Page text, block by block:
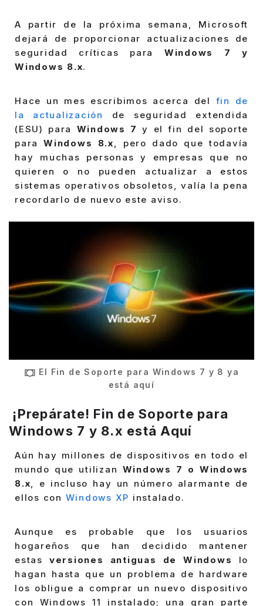
A partir de la próxima semana, Microsoft
dejará de proporcionar actualizaciones de
seguridad críticas para Windows 7 y
Windows 8.x.
Hace un mes escribimos acerca del fin de
la actualización
de seguridad extendida
(ESU) para Windows 7 y el fin del soporte
paraWindows 8.x, pero dado que todavía
hay muchas personas y empresas que no
quieren o no pueden actualizar a estos
sistemas operativos obsoletos, valía la pena
recordarlo de nuevo este aviso.
El Fin de Soporte para Windows 7 y 8 ya
está aquí
¡Prepárate! Fin de Soporte para
Windows 7 y 8.x está Aquí
Aún hay millones de dispositivos en todo el
mundo que utilizan Windows 7 o Windows
8.x, e incluso hay un número alarmante de
ellos con Windows XP instalado.
Aunque es probable que los usuarios
hogareños que han decidido mantener
estas versiones antiguas de Windows
lo
hagan hasta que un problema de hardware
los obligue a comprar un nuevo dispositivo
con Windows 11 instalado; una gran parte